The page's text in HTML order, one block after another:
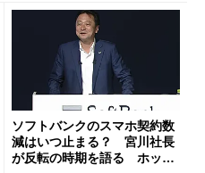
ソフトバンクのスマホ契約数
減はいつ止まる？ 宮川社長
が反転の時期を語る ホッピ